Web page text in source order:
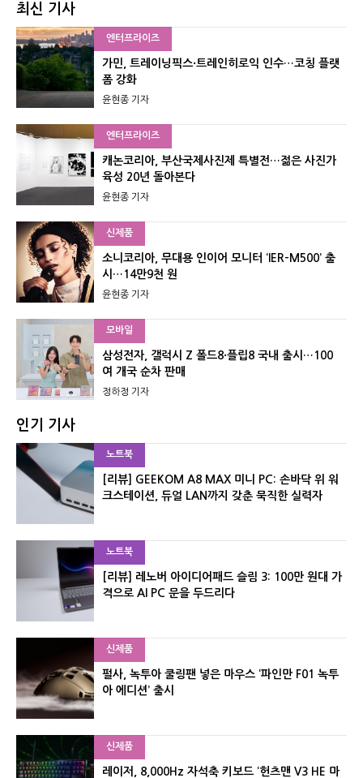
최신 기사
엔터프라이즈
가민, 트레이닝픽스·트레인히로익 인수…코칭 플랫
폼 강화
윤현종 기자
엔터프라이즈
캐논코리아, 부산국제사진제 특별전…젊은 사진가
육성 20년 돌아본다
윤현종 기자
신제품
소니코리아, 무대용 인이어 모니터 ‘IER-M500’ 출
시…14만9천 원
윤현종 기자
모바일
삼성전자, 갤럭시 Z 폴드8·플립8 국내 출시…100
여 개국 순차 판매
정하정 기자
인기 기사
노트북
[리뷰] GEEKOM A8 MAX 미니 PC: 손바닥 위 워
크스테이션, 듀얼 LAN까지 갖춘 묵직한 실력자
노트북
[리뷰] 레노버 아이디어패드 슬림 3: 100만 원대 가
격으로 AI PC 문을 두드리다
신제품
펄사, 녹투아 쿨링팬 넣은 마우스 ‘파인만 F01 녹투
아 에디션’ 출시
신제품
레이저, 8,000Hz 자석축 키보드 ‘헌츠맨 V3 HE 마